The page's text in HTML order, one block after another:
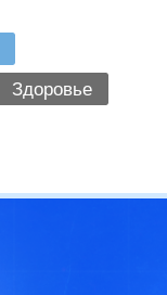
Здоровье